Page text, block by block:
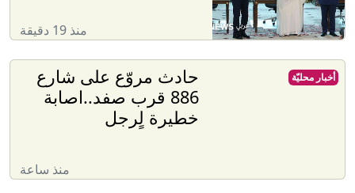
منذ 19 دقيقة
حادث مروّع على شارع
886 قرب صفد..اصابة
خطيرة لٍرجل
منذ ساعة
أخبار محليّة